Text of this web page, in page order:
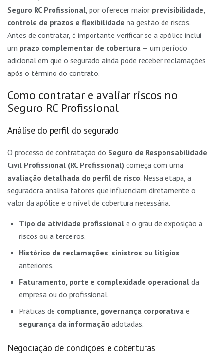
Seguro RC Profissional, por oferecer maior previsibilidade,
controle de prazos e flexibilidade na gestão de riscos.
Antes de contratar, é importante verificar se a apólice inclui
um prazo complementar de cobertura — um período
adicional em que o segurado ainda pode receber reclamações
após o término do contrato.
Como contratar e avaliar riscos no
Seguro RC Profissional
Análise do perfil do segurado
O processo de contratação do Seguro de Responsabilidade
Civil Profissional (RC Profissional) começa com uma
avaliação detalhada do perfil de risco. Nessa etapa, a
seguradora analisa fatores que influenciam diretamente o
valor da apólice e o nível de cobertura necessária.
Tipo de atividade profissional e o grau de exposição a
riscos ou a terceiros.
Histórico de reclamações, sinistros ou litígios
anteriores.
Faturamento, porte e complexidade operacional da
empresa ou do profissional.
Práticas de compliance, governança corporativa e
segurança da informação adotadas.
Negociação de condições e coberturas